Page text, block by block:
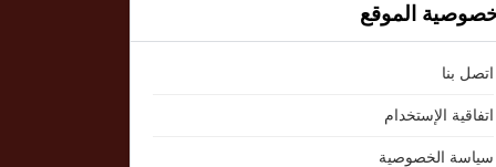
الموقع
اتصل بنا
اتفاقية الإستخدام
سياسة الخصوصية